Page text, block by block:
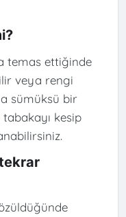
temas ettiğinde
veya rengi
sümüksü bir
kesip